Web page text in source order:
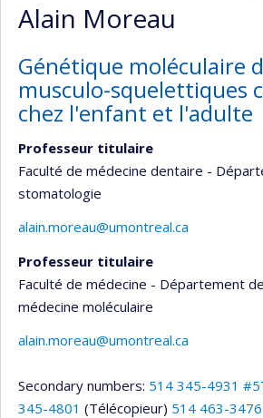
Alain Moreau
Génétique moléculaire
musculo-squelettiques
chez l'enfant et l'adulte
Professeur titulaire
Faculté de médecine dentaire -
stomatologie
alain.moreau@umontreal.ca
Professeur titulaire
Faculté de médecine - Département
médecine moléculaire
alain.moreau@umontreal.ca
Secondary numbers: 514 345-4931
345-4801 (Télécopieur) 514 463-3476